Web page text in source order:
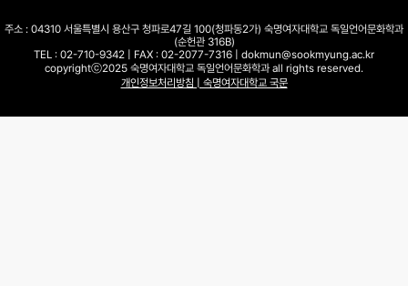
주소 : 04310 서울특별시 용산구 청파로47길 100(청파동2가) 숙명여자대학교 독일언어문화학과
(순헌관 316B)
TEL : 02-710-9342 | FAX : 02-2077-7316 | dokmun@sookmyung.ac.kr
copyrightⓒ2025 숙명여자대학교 독일언어문화학과 all rights reserved.
개인정보처리방침 | 숙명여자대학교 국문